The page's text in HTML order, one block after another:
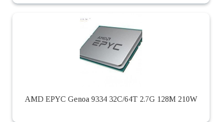
AMD EPYC Genoa 9334 32C/64T 2.7G 128M 210W